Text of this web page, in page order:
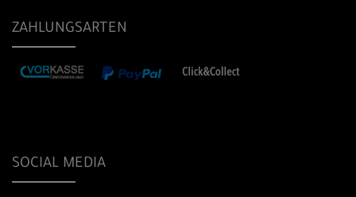
ZAHLUNGSARTEN
SOCIAL MEDIA